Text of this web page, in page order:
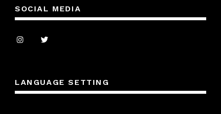
SOCIAL MEDIA
LANGUAGE SETTING